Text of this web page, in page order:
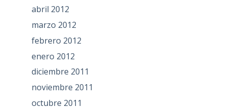
abril 2012
marzo 2012
febrero 2012
enero 2012
diciembre 2011
noviembre 2011
octubre 2011